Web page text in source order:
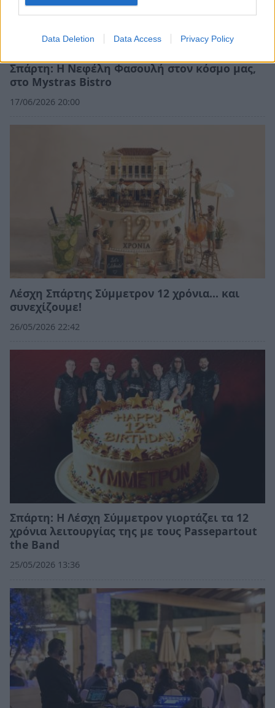
Data Deletion Data Access Privacy Policy
Σπάρτη: Η Νεφέλη Φασουλή στον κόσμο μας,
στο Mystras Bistro
17/06/2026 20:00
Λέσχη Σπάρτης Σύμμετρον 12 χρόνια... και
συνεχίζουμε!
26/05/2026 22:42
Σπάρτη: Η Λέσχη Σύμμετρον γιορτάζει τα 12
χρόνια λειτουργίας της με τους Passepartout
the Band
25/05/2026 13:36